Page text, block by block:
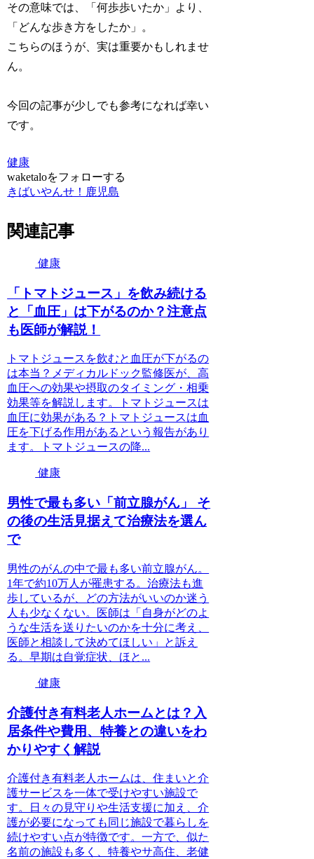
その意味では、「何歩歩いたか」より、
「どんな歩き方をしたか」。
こちらのほうが、実は重要かもしれませ
ん。
今回の記事が少しでも参考になれば幸い
です。
健康
waketaloをフォローする
きばいやんせ！鹿児島
関連記事
健康
「トマトジュース」を飲み続ける
と「血圧」は下がるのか？注意点
も医師が解説！
トマトジュースを飲むと血圧が下がるの
は本当？メディカルドック監修医が、高
血圧への効果や摂取のタイミング・相乗
効果等を解説します。トマトジュースは
血圧に効果がある？トマトジュースは血
圧を下げる作用があるという報告があり
ます。トマトジュースの降...
健康
男性で最も多い「前立腺がん」 そ
の後の生活見据えて治療法を選ん
で
男性のがんの中で最も多い前立腺がん。
1年で約10万人が罹患する。治療法も進
歩しているが、どの方法がいいのか迷う
人も少なくない。医師は「自身がどのよ
うな生活を送りたいのかを十分に考え、
医師と相談して決めてほしい」と訴え
る。早期は自覚症状、ほと...
健康
介護付き有料老人ホームとは？入
居条件や費用、特養との違いをわ
かりやすく解説
介護付き有料老人ホームは、住まいと介
護サービスを一体で受けやすい施設で
す。日々の見守りや生活支援に加え、介
護が必要になっても同じ施設で暮らしを
続けやすい点が特徴です。一方で、似た
名前の施設も多く、特養やサ高住、老健